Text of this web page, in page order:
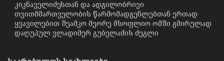
კიკნაველიძესთან და ადგილობრივი
თვითმმართველობის წარმომადგენლებთან ერთად
ყვავილებით შეამკო მეორე მსოფლიო ომში გმირულად
დაღუპულ ვლადიმერ გუბელაძის ძეგლი